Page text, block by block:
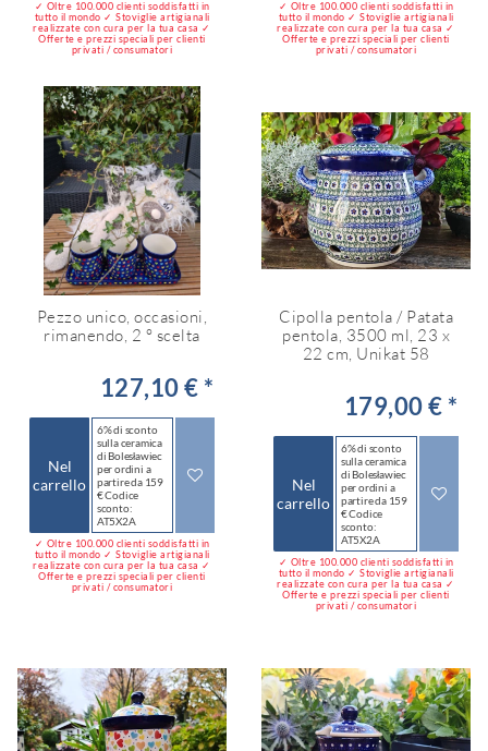
✓ Oltre 100.000 clienti soddisfatti in
tutto il mondo ✓ Stoviglie artigianali
realizzate con cura per la tua casa ✓
Offerte e prezzi speciali per clienti
privati / consumatori
✓ Oltre 100.000 clienti soddisfatti in
tutto il mondo ✓ Stoviglie artigianali
realizzate con cura per la tua casa ✓
Offerte e prezzi speciali per clienti
privati / consumatori
Pezzo unico, occasioni,
rimanendo, 2 ° scelta
127,10 € *
Nel
carrello
6% di sconto
sulla ceramica
di Bolesławiec
per ordini a
partire da 159
€ Codice
sconto:
AT5X2A
✓ Oltre 100.000 clienti soddisfatti in
tutto il mondo ✓ Stoviglie artigianali
realizzate con cura per la tua casa ✓
Offerte e prezzi speciali per clienti
privati / consumatori
Cipolla pentola / Patata
pentola, 3500 ml, 23 x
22 cm, Unikat 58
179,00 € *
Nel
carrello
6% di sconto
sulla ceramica
di Bolesławiec
per ordini a
partire da 159
€ Codice
sconto:
AT5X2A
✓ Oltre 100.000 clienti soddisfatti in
tutto il mondo ✓ Stoviglie artigianali
realizzate con cura per la tua casa ✓
Offerte e prezzi speciali per clienti
privati / consumatori